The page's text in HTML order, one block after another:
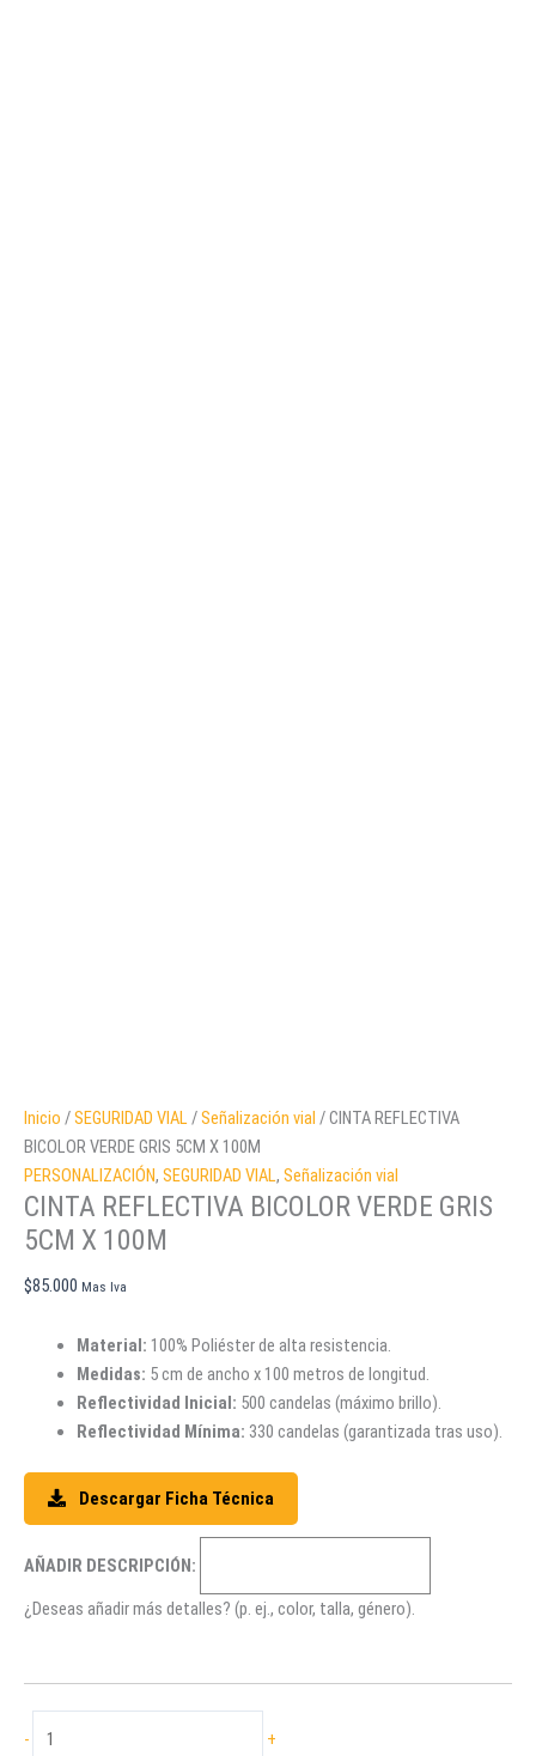
Inicio /SEGURIDAD VIAL/Señalización vial / CINTA REFLECTIVA
BICOLOR VERDE GRIS 5CM X 100M
PERSONALIZACIÓN, SEGURIDAD VIAL, Señalización vial
CINTA REFLECTIVA BICOLOR VERDE GRIS
5CM X 100M
$85.000 Mas Iva
Material: 100% Poliéster de alta resistencia.
Medidas: 5 cm de ancho x 100 metros de longitud.
Reflectividad Inicial: 500 candelas (máximo brillo).
Reflectividad Mínima: 330 candelas (garantizada tras uso).
Descargar Ficha Técnica
AÑADIR DESCRIPCIÓN:
¿Deseas añadir más detalles? (p. ej., color, talla, género).
- +